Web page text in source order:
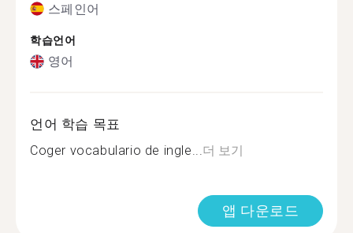
스페인어
학습언어
영어
언어 학습 목표
Coger vocabulario de ingle...더 보기
앱 다운로드